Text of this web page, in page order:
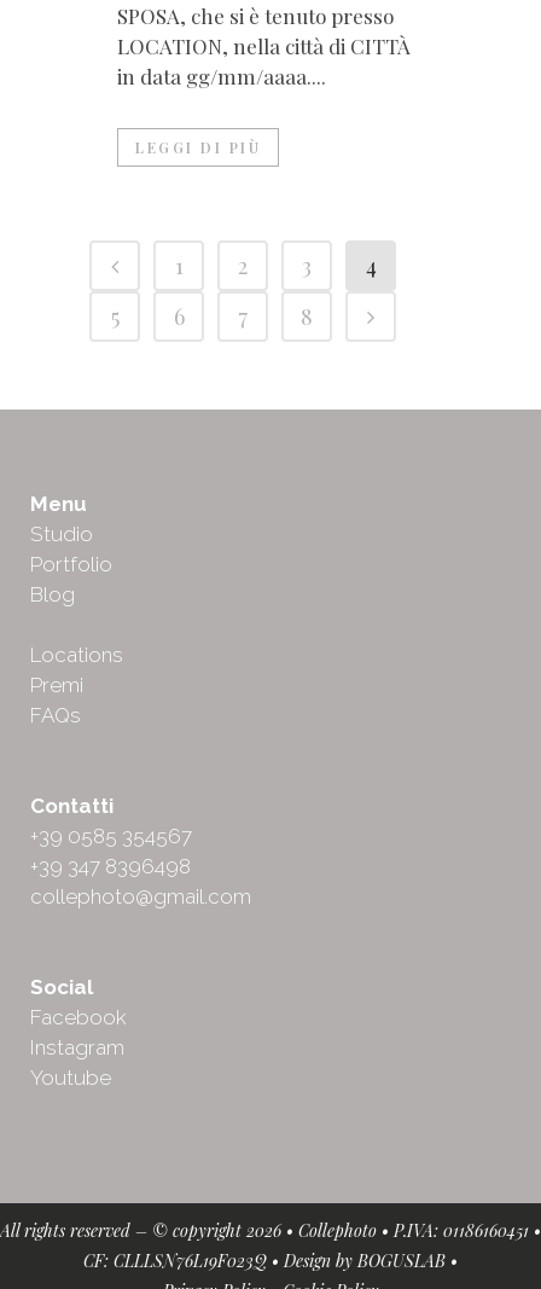
SPOSA, che si è tenuto presso
LOCATION, nella città di CITTÀ
in data gg/mm/aaaa....
LEGGI DI PIÙ
1 2 3
4
5
6 7 8
Menu
Studio
Portfolio
Blog
Locations
Premi
FAQs
Contatti
+39 0585 354567
+39 347 8396498
collephoto@gmail.com
Social
Facebook
Instagram
Youtube
All rights reserved – © copyright 2026 • Collephoto • P.IVA: 01186160451 •
CF: CLLLSN76L19F023Q • Design by BOGUSLAB •